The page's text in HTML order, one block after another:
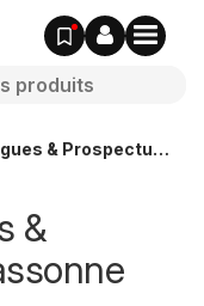
& Prospectus
&